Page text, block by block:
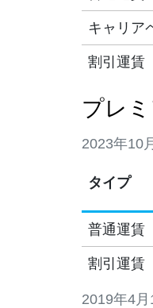
キャリア
割引運賃
プレ
2023年10
タイプ
普通運賃
割引運賃
2019年4